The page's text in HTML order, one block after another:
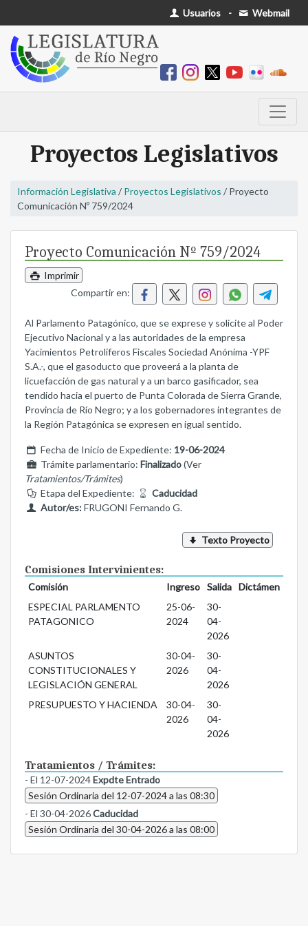
Usuarios - Webmail
Proyectos Legislativos
Información Legislativa / Proyectos Legislativos / Proyecto
Comunicación Nº 759/2024
Proyecto Comunicación Nº 759/2024
Imprimir
Compartir en:
Al Parlamento Patagónico, que se exprese y solicite al Poder
Ejecutivo Nacional y a las autoridades de la empresa
Yacimientos Petrolíferos Fiscales Sociedad Anónima -YPF
S.A.-, que el gasoducto que proveerá a la planta de
licuefacción de gas natural y a un barco gasificador, sea
tendido hacia el puerto de Punta Colorada de Sierra Grande,
Provincia de Río Negro; y a los gobernadores integrantes de
la Región Patagónica se expresen en igual sentido.
Fecha de Inicio de Expediente: 19-06-2024
Trámite parlamentario: Finalizado(Ver
Tratamientos/Trámites)
Etapa del Expediente:
Caducidad
Autor/es:FRUGONI Fernando G.
Texto Proyecto
Comisiones Intervinientes:
Comisión Ingreso Salida
Dictámen
ESPECIAL PARLAMENTO
PATAGONICO
25-06-
2024
30-
04-
2026
ASUNTOS
CONSTITUCIONALES Y
LEGISLACIÓN GENERAL
30-04-
2026
30-
04-
2026
PRESUPUESTO Y HACIENDA
30-04-
2026
30-
04-
2026
Tratamientos / Trámites:
- El 12-07-2024Expdte Entrado
Sesión Ordinaria del 12-07-2024 a las 08:30
- El 30-04-2026Caducidad
Sesión Ordinaria del 30-04-2026 a las 08:00